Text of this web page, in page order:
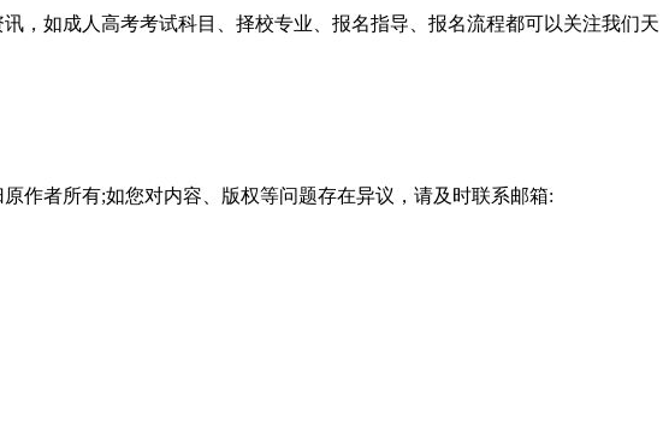
，如成人高考考试科目、择校专业、报名指导、报名流程都可以关注我们天
作者所有;如您对内容、版权等问题存在异议，请及时联系邮箱: